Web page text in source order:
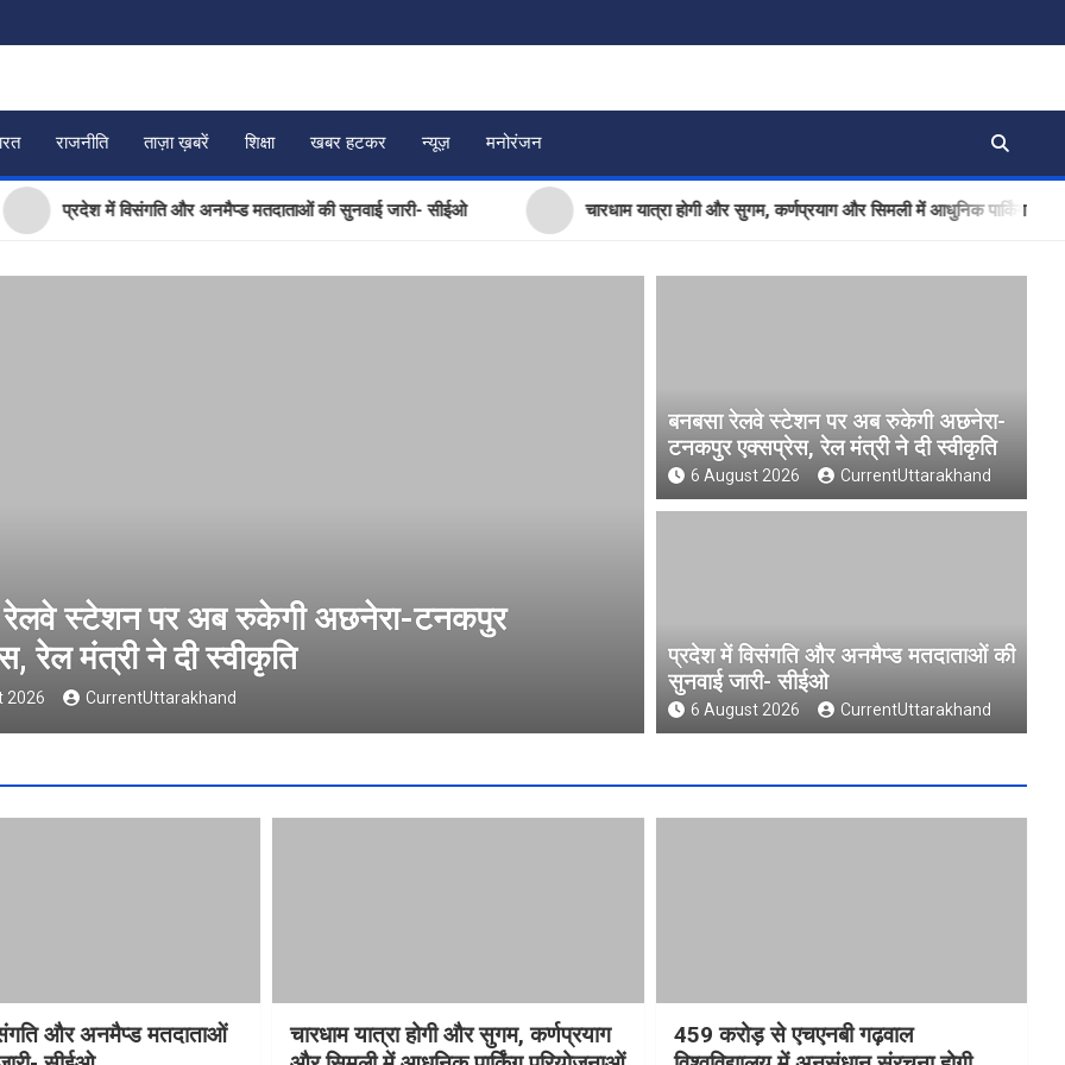
राजनीति ताज़ा ख़बरें शिक्षा खबर हटकर न्यूज़ मनोरंजन
प्रदेश में विसंगति और अनमैप्ड मतदाताओं की सुनवाई जारी- सीईओ चारधाम यात्रा होगी और सुगम, कर्णप्रयाग और सिमली में आधुनिक पार्किंग परियोजनाओं
अछनेरा-टनकपुर
प्रदेश में विसंगति और अनमैप्ड मतदाताओं की सुनवाई जारी-
CurrentUttarakhand
बनबसा रेलवे स्टेशन पर अब रुकेगी अछनेरा-
टनकपुर एक्सप्रेस, रेल मंत्री ने दी स्वीकृति
6 August 2026 CurrentUttarakhand
प्रदेश में विसंगति और अनमैप्ड मतदाताओं की
सुनवाई जारी- सीईओ
6 August 2026 CurrentUttarakhand
और अनमैप्ड मतदाताओं
चारधाम यात्रा होगी और सुगम, कर्णप्रयाग
459 करोड़ से एचएनबी गढ़वाल